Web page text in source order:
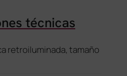
técnicas
retroiluminada, tamaño